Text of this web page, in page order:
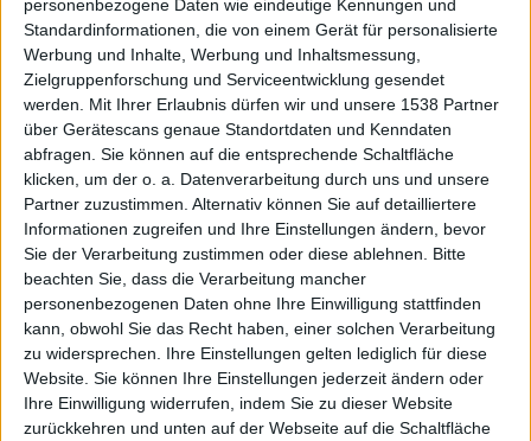
personenbezogene Daten wie eindeutige Kennungen und
Standardinformationen, die von einem Gerät für personalisierte
Werbung und Inhalte, Werbung und Inhaltsmessung,
Zielgruppenforschung und Serviceentwicklung gesendet
werden.
Mit Ihrer Erlaubnis dürfen wir und unsere 1538 Partner
über Gerätescans genaue Standortdaten und Kenndaten
abfragen. Sie können auf die entsprechende Schaltfläche
klicken, um der o. a. Datenverarbeitung durch uns und unsere
Partner zuzustimmen. Alternativ können Sie auf detailliertere
Informationen zugreifen und Ihre Einstellungen ändern, bevor
Sie der Verarbeitung zustimmen oder diese ablehnen.
Bitte
beachten Sie, dass die Verarbeitung mancher
personenbezogenen Daten ohne Ihre Einwilligung stattfinden
kann, obwohl Sie das Recht haben, einer solchen Verarbeitung
zu widersprechen. Ihre Einstellungen gelten lediglich für diese
Website. Sie können Ihre Einstellungen jederzeit ändern oder
Ihre Einwilligung widerrufen, indem Sie zu dieser Website
zurückkehren und unten auf der Webseite auf die Schaltfläche
GOD-Album erwartet. Aber Moreno singt und annektiert
den Song mit dem ersten Ton. Spannend und unerwartet
ist das. Schlüssig wirkt der Song damit als Ganzes aber
irgendwie nicht. Mit „Footprints“ ist dann erstmal wieder
alles im grünen Bereich für den Puristen. „Jesus Christ you
make me sick!“ und die über jeden Zweifel erhabene
Adler-Adler-Morton-Campbell-Fraktion regelt.
Den nächsten Schock hält „Overlord“ bereit. Randy Blythe
singt. Mit Stimme und Melodie. Mark Morton zufolge war
der Mann Feuer und Flamme für die Idee sobald er den
Song hörte. Er hätte es lassen sollen, denn nun klingt
„Overlord“ bis auf den Endpart wie einer der üblen
HELLYEAH-Southerner, die so gerne nach DOWN klingen
würden. Bitte nie wieder.